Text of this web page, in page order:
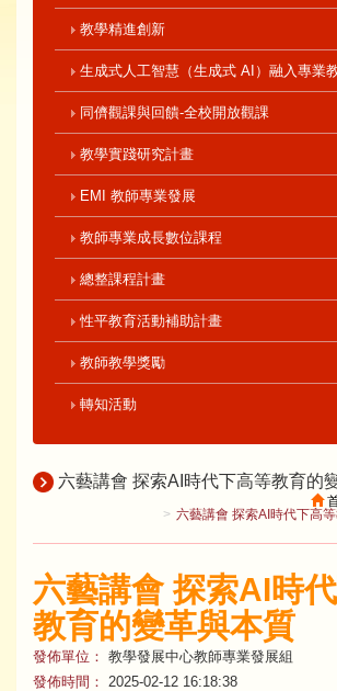
教學精進創新
生成式人工智慧（生成式 AI）融入專業
同儕觀課與回饋-全校開放觀課
教學實踐研究計畫
EMI 教師專業發展
教師專業成長數位課程
總整課程計畫
性平教育活動補助計畫
教師教學獎勵
轉知活動
六藝講會 探索AI時代下高等教育的
六藝講會 探索AI時代下高
六藝講會 探索AI時
教育的變革與本質
發佈單位： 教學發展中心教師專業發展組
發佈時間：
2025-02-12 16:18:38